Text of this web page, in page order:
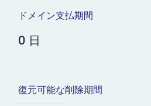
ドメイン支払期間
0 日
復元可能な削除期間